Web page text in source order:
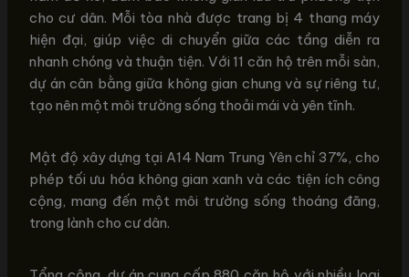
cho cư dân. Mỗi tòa nhà được trang bị 4 thang máy
hiện đại, giúp việc di chuyển giữa các tầng diễn ra
nhanh chóng và thuận tiện. Với 11 căn hộ trên mỗi sàn,
dự án cân bằng giữa không gian chung và sự riêng tư,
tạo nên một môi trường sống thoải mái và yên tĩnh.
Mật độ xây dựng tại A14 Nam Trung Yên chỉ 37%, cho
phép tối ưu hóa không gian xanh và các tiện ích công
cộng, mang đến một môi trường sống thoáng đãng,
trong lành cho cư dân.